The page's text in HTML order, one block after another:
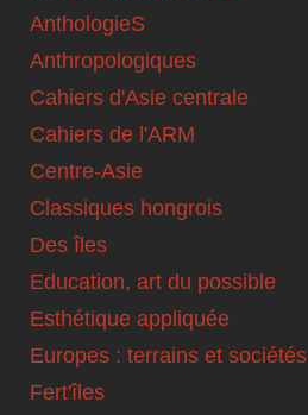
AnthologieS
Anthropologiques
Cahiers d'Asie centrale
Cahiers de l'ARM
Centre-Asie
Classiques hongrois
Des îles
Education, art du possible
Esthétique appliquée
Europes : terrains et sociétés
Fert'îles